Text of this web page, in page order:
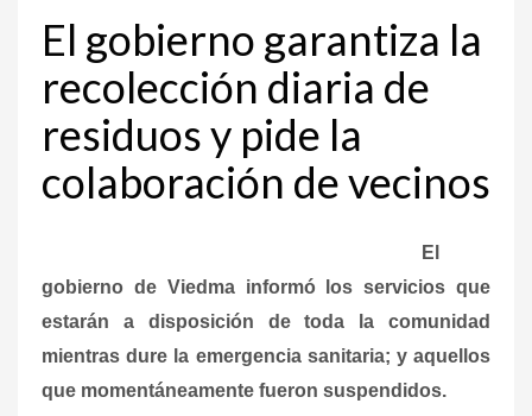
El gobierno garantiza la
recolección diaria de
residuos y pide la
colaboración de vecinos
El
gobierno de Viedma informó los servicios que
estarán a disposición de toda la comunidad
mientras dure la emergencia sanitaria; y aquellos
que momentáneamente fueron suspendidos.